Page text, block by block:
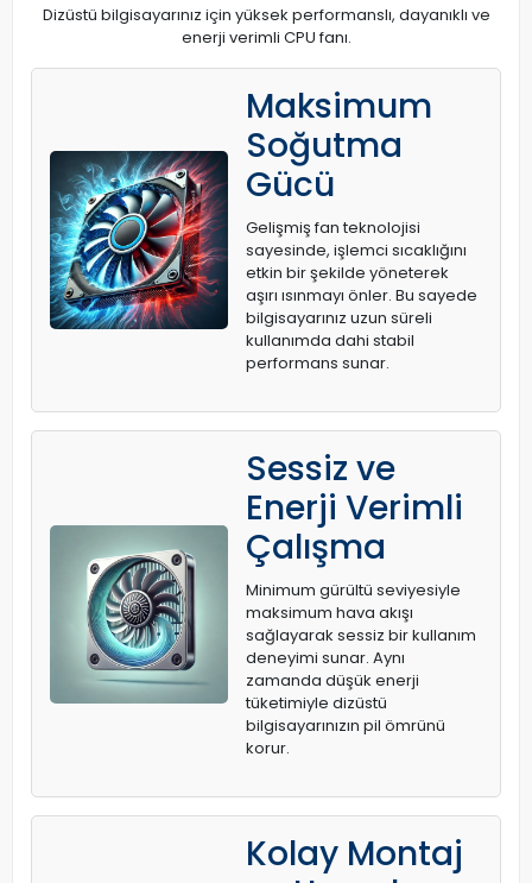
Dizüstü bilgisayarınız için yüksek performanslı, dayanıklı ve
enerji verimli CPU fanı.
Maksimum
Soğutma
Gücü
Gelişmiş fan teknolojisi
sayesinde, işlemci sıcaklığını
etkin bir şekilde yöneterek
aşırı ısınmayı önler. Bu sayede
bilgisayarınız uzun süreli
kullanımda dahi stabil
performans sunar.
Sessiz ve
Enerji Verimli
Çalışma
Minimum gürültü seviyesiyle
maksimum hava akışı
sağlayarak sessiz bir kullanım
deneyimi sunar. Aynı
zamanda düşük enerji
tüketimiyle dizüstü
bilgisayarınızın pil ömrünü
korur.
Kolay Montaj